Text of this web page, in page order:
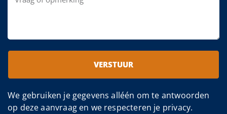
VERSTUUR
We gebruiken je gegevens alléén om te antwoorden
op deze aanvraag en we respecteren je privacy.